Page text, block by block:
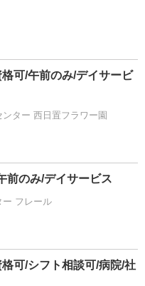
可/午前のみ/デイサービ
ター 西日置フラワー園
前のみ/デイサービス
ー フレール
可/シフト相談可/病院/社